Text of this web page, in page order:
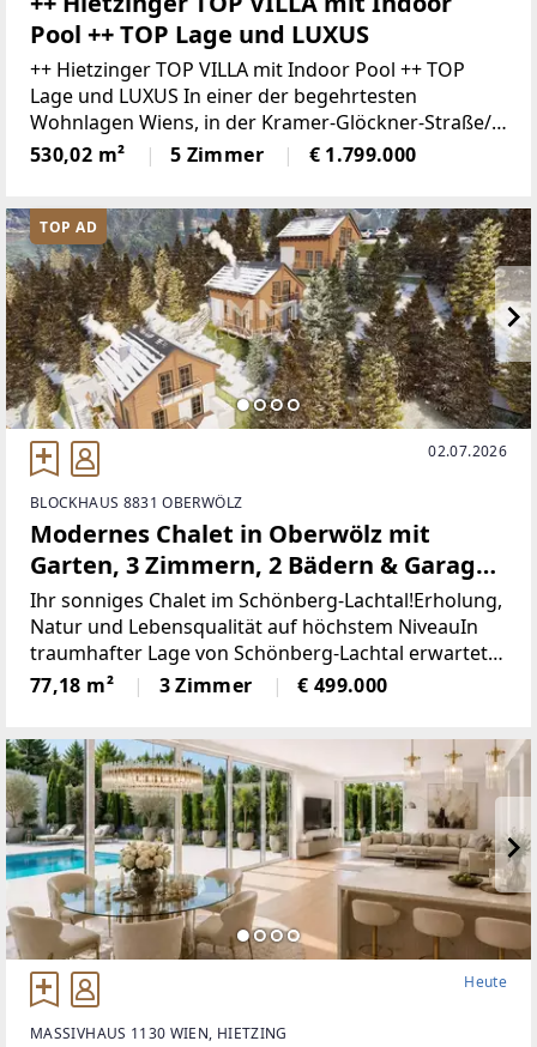
Pool ++ TOP Lage und LUXUS
++ Hietzinger TOP VILLA mit Indoor Pool ++ TOP
Lage und LUXUS In einer der begehrtesten
Wohnlagen Wiens, in der Kramer-Glöckner-Straße/
Pallenbergstraße, präsentiert sich diese
außergewöhnliche Villa als seltene Rarität.Dieses
530,02 m² 5 Zimmer € 1.799.000
TOP AD
02.07.2026
BLOCKHAUS 8831 OBERWÖLZ
Modernes Chalet in Oberwölz mit
Garten, 3 Zimmern, 2 Bädern & Garage
– Erstbezug im Skigebiet
Ihr sonniges Chalet im Schönberg-Lachtal!Erholung,
Natur und Lebensqualität auf höchstem NiveauIn
traumhafter Lage von Schönberg-Lachtal erwartet
Sie Ihr neues, sonniges Zuhause – ein Ort, an dem
Sie Ruhe, Natur und Lebensqualität in vollen
77,18 m² 3 Zimmer € 499.000
Heute
MASSIVHAUS 1130 WIEN, HIETZING